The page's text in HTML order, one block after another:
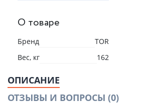
О товаре
Бренд
TOR
Вес, кг
162
ОПИСАНИЕ
ОТЗЫВЫ И ВОПРОСЫ (0)